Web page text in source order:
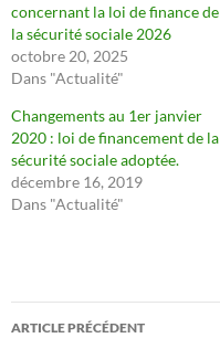
concernant la loi de finance de
la sécurité sociale 2026
octobre 20, 2025
Dans "Actualité"
Changements au 1er janvier
2020 : loi de financement de la
sécurité sociale adoptée.
décembre 16, 2019
Dans "Actualité"
Navigation
ARTICLE PRÉCÉDENT